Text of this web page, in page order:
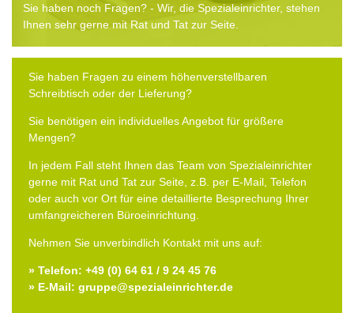
Sie haben noch Fragen? - Wir, die Spezialeinrichter, stehen
Ihnen sehr gerne mit Rat und Tat zur Seite.
Sie haben Fragen zu einem höhenverstellbaren
Schreibtisch oder der Lieferung?
Sie benötigen ein individuelles Angebot für größere
Mengen?
In jedem Fall steht Ihnen das Team von Spezialeinrichter
gerne mit Rat und Tat zur Seite, z.B. per E-Mail, Telefon
oder auch vor Ort für eine detaillierte Besprechung Ihrer
umfangreicheren Büroeinrichtung.
Nehmen Sie unverbindlich Kontakt mit uns auf:
» Telefon: +49 (0) 64 61 / 9 24 45 76
» E-Mail: gruppe@spezialeinrichter.de